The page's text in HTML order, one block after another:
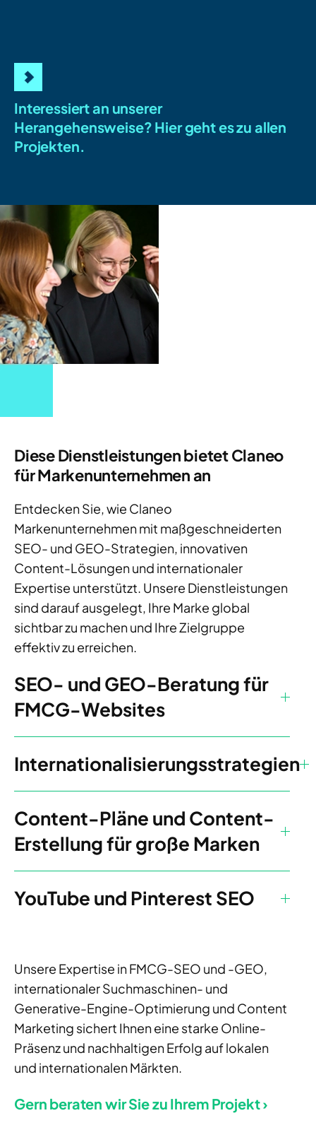
Interessiert an unserer
Herangehensweise? Hier geht es zu allen
Projekten.
DieseDienstleistungenbietetClaneo
fürMarkenunternehmenan
Entdecken Sie, wie Claneo
Markenunternehmen mit maßgeschneiderten
SEO- und GEO-Strategien, innovativen
Content-Lösungen und internationaler
Expertise unterstützt. Unsere Dienstleistungen
sind darauf ausgelegt, Ihre Marke global
sichtbar zu machen und Ihre Zielgruppe
effektiv zu erreichen.
SEO- und GEO-Beratung für
FMCG-Websites
Internationalisierungsstrategien
Content-Pläne und Content-
Erstellung für große Marken
YouTube und Pinterest SEO
Unsere Expertise in FMCG-SEO und -GEO,
internationaler Suchmaschinen- und
Generative-Engine-Optimierung und Content
Marketing sichert Ihnen eine starke Online-
Präsenz und nachhaltigen Erfolg auf lokalen
und internationalen Märkten.
Gern beraten wir Sie zu Ihrem Projekt ›